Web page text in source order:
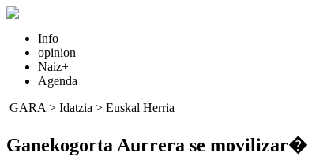
Info
opinion
Naiz+
Agenda
GARA > Idatzia > Euskal Herria
Ganekogorta Aurrera se